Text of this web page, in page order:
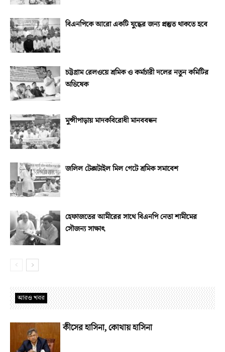
বিএনপিকে আরো একটি যুদ্ধের জন্য প্রস্তুত থাকতে হবে
চট্টগ্রাম রেলওয়ে শ্রমিক ও কর্মচারী দলের নতুন কমিটির
অভিষেক
মুন্সীপাড়ায় মাদকবিরোধী মানববন্ধন
জলিল টেক্সটাইল মিল গেটে শ্রমিক সমাবেশ
হেফাজতের আমীরের সাথে বিএনপি নেতা শামীমের
সৌজন্য সাক্ষাৎ
আরও খবর
কীসের হাসিনা, কোথায় হাসিনা